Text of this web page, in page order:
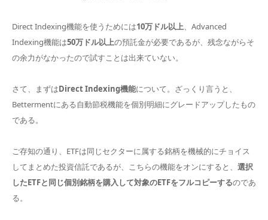
Direct Indexing機能を使うためには10万ドル以上 、Advanced
Indexing機能は50万ドル以上の預託金が必要であるが、残念ながらそ
の余力がなかったので試すことは出来ていない。
さて、まずはDirect Indexing機能について。ざっくり言うと、
Bettermentにある自動節税機能を個別明細にグレードアップしたもの
である。
ご存知の通り、ETFは同じセクターに属する銘柄を機械的にチョイス
してまとめた投資信託であるが、こちらの機能をオンにすると、 選択
したETFと同じ個別銘柄を購入して対象のETFをフルコピーするのであ
る。